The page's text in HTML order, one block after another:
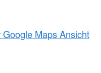
Google Maps Ansicht